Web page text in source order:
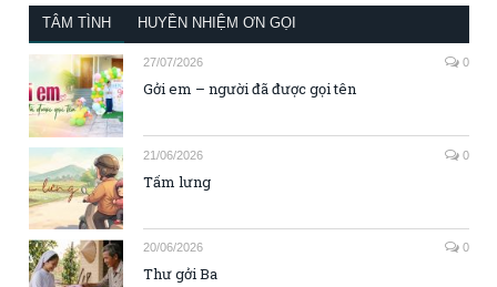
TÂM TÌNH HUYỀN NHIỆM ƠN GỌI
27/07/2026 0
Gởi em – người đã được gọi tên
21/06/2026 0
Tấm lưng
20/06/2026 0
Thư gởi Ba